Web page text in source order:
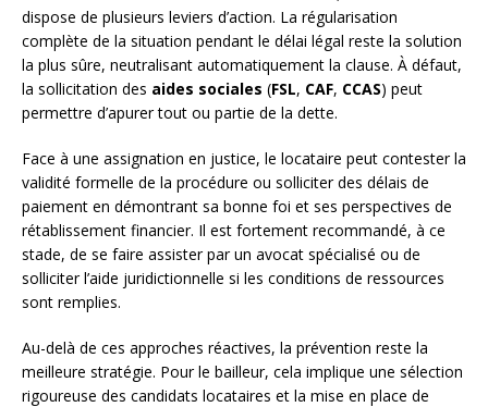
dispose de plusieurs leviers d’action. La régularisation
complète de la situation pendant le délai légal reste la solution
la plus sûre, neutralisant automatiquement la clause. À défaut,
la sollicitation des aides sociales (FSL, CAF, CCAS) peut
permettre d’apurer tout ou partie de la dette.
Face à une assignation en justice, le locataire peut contester la
validité formelle de la procédure ou solliciter des délais de
paiement en démontrant sa bonne foi et ses perspectives de
rétablissement financier. Il est fortement recommandé, à ce
stade, de se faire assister par un avocat spécialisé ou de
solliciter l’aide juridictionnelle si les conditions de ressources
sont remplies.
Au-delà de ces approches réactives, la prévention reste la
meilleure stratégie. Pour le bailleur, cela implique une sélection
rigoureuse des candidats locataires et la mise en place de